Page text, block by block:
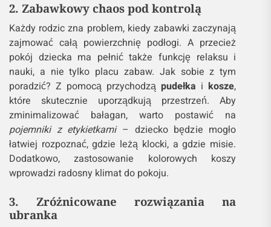
2. Zabawkowy chaos pod kontrolą
Każdy rodzic zna problem, kiedy zabawki zaczynają
zajmować całą powierzchnię podłogi. A przecież
pokój dziecka ma pełnić także funkcję relaksu i
nauki, a nie tylko placu zabaw. Jak sobie z tym
poradzić? Z pomocą przychodząpudełka ikosze,
które skutecznie uporządkują przestrzeń. Aby
zminimalizować bałagan, warto postawić na
pojemniki z etykietkami– dziecko będzie mogło
łatwiej rozpoznać, gdzie leżą klocki, a gdzie misie.
Dodatkowo, zastosowanie kolorowych koszy
wprowadzi radosny klimat do pokoju.
3. Zróżnicowane rozwiązania na
ubranka